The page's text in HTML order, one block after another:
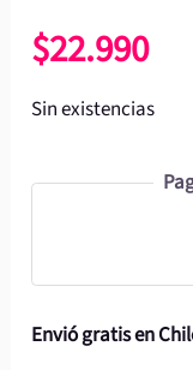
$22.990
Sin existencias
Envió gratis en